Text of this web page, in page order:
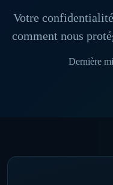
Votre
comment nous
Dernière